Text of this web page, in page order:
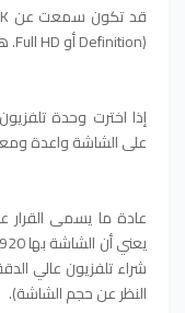
Definition) أو Full HD. هذه هي أنواع دقة شاشة التلفزيون.
إذا اخترت وحدة
على الشاشة واعدة
شراء تلفزيون عالي
النظر عن حجم الشاشة).